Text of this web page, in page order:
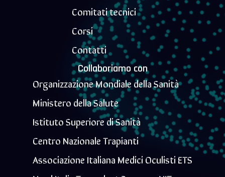
Comitati tecnici
Corsi
Contatti
Collaboriamo con
Organizzazione Mondiale della Sanità
Ministero della Salute
Istituto Superiore di Sanità
Centro Nazionale Trapianti
Associazione Italiana Medici Oculisti ETS